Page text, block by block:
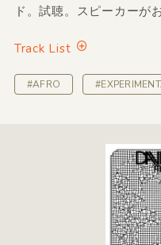
ド。試聴。スピーカーが
Track List
#AFRO